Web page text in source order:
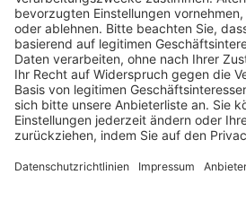
Schulungsangebot Vereinsmitarbeiter
BFV-Geschäftsstellen
Trainerbörse
Login SpielPlus
FOLGE DEM BFV